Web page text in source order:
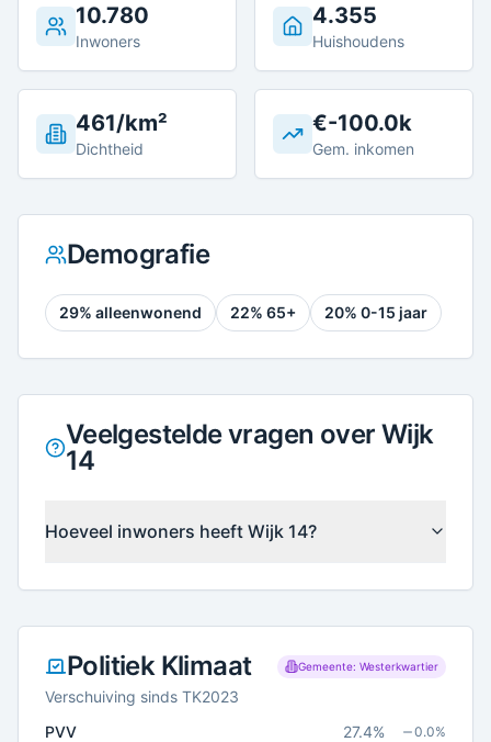
10.780
Inwoners
4.355
Huishoudens
461/km²
Dichtheid
€-100.0k
Gem. inkomen
Demografie
29% alleenwonend 22% 65+ 20% 0-15 jaar
Veelgestelde vragen over Wijk
14
Hoeveel inwoners heeft Wijk 14?
Politiek Klimaat Gemeente: Westerkwartier
Verschuiving sinds TK2023
PVV
27.4% 0.0%